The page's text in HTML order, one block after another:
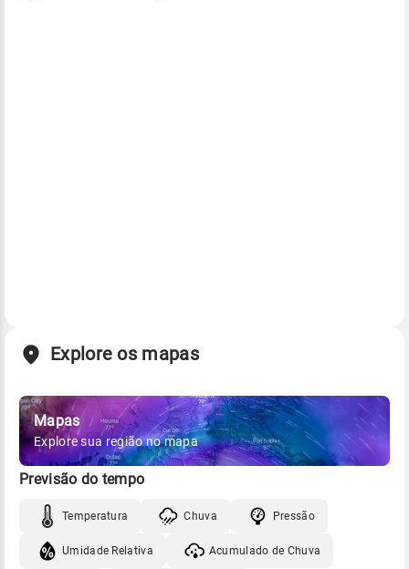
Explore os mapas
Mapas
Explore sua região no mapa
Previsão do tempo
Temperatura Chuva Pressão
Umidade Relativa Acumulado de Chuva